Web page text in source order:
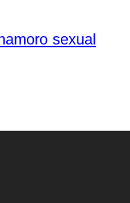
sexual